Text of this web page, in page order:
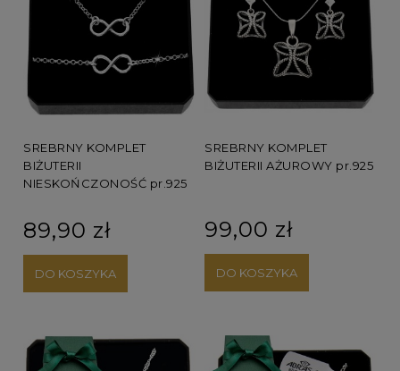
SREBRNY KOMPLET
BIŻUTERII
NIESKOŃCZONOŚĆ pr.925
89,90 zł
DO KOSZYKA
SREBRNY KOMPLET
BIŻUTERII AŻUROWY pr.925
99,00 zł
DO KOSZYKA